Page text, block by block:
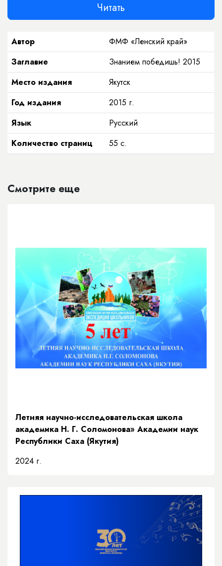
Читать
Автор
ФМФ «Ленский край»
Заглавие
Знанием победишь! 2015
Место издания
Якутск
Год издания
2015 г.
Язык
Русский
Количество страниц
55 с.
Смотрите еще
Летняя научно-исследовательская школа
академика Н. Г. Соломонова» Академии наук
Республики Саха (Якутия)
2024 г.